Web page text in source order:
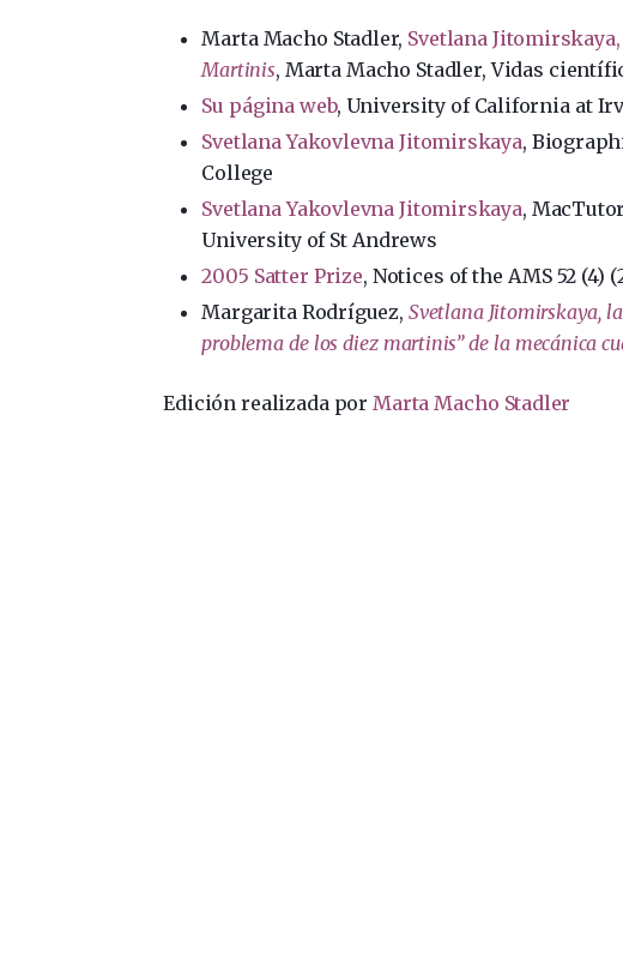
Marta Macho Stadler, Svetlana
Martinis, Marta Macho Stadler, Vidas
Su página web, University of California at
Svetlana Yakovlevna Jitomirskaya,
College
Svetlana Yakovlevna Jitomirskaya,
University of St Andrews
2005 Satter Prize, Notices of the AMS 52 (4)
Margarita Rodríguez, Svetlana Jitomirskaya,
problema de los diez martinis” de la mecánica
Edición realizada por Marta Macho Stadler